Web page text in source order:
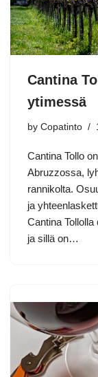
Cantina
ytimessä
by Copatinto
Cantina Tollo
Abruzzossa,
rannikolta.
ja
Cantina
ja sillä on…